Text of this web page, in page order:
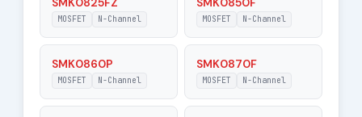
MOSFET N-Channel MOSFET N-Channel
SMK0860P
MOSFET N-Channel
SMK0870F
MOSFET N-Channel